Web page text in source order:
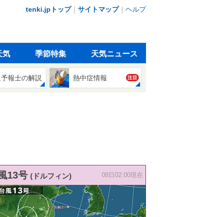
tenki.jpトップ｜ サイトマップ｜ ヘルプ
気 季節特集 天気ニュース
報士の解説 熱中症情報 注目
13号 (ドルフィン) 08日02:00現在